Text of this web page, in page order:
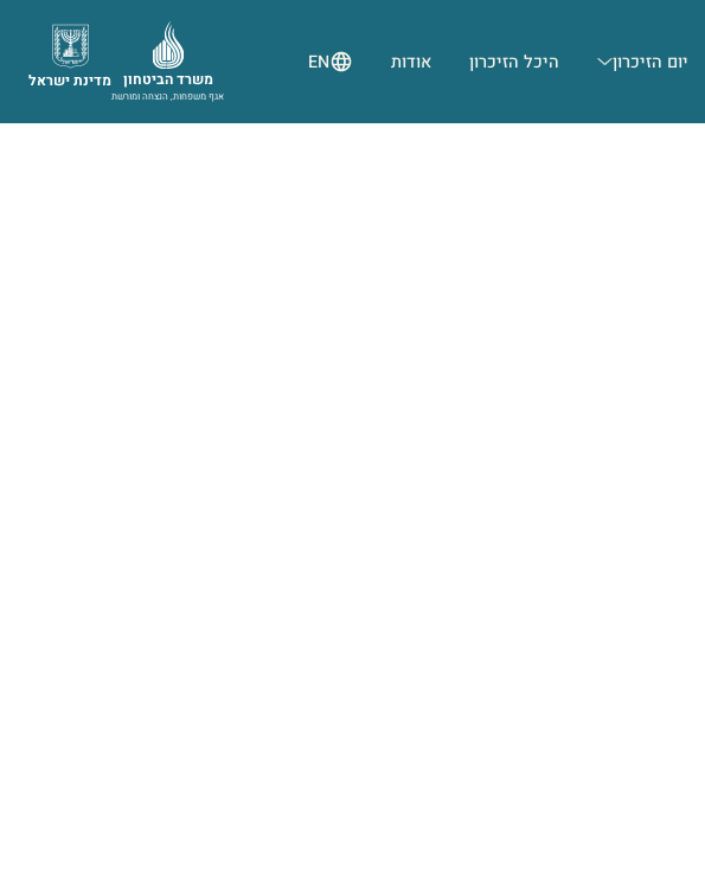
יום הזיכרון היכל הזיכרון אודות EN
מדינת ישראל משרד הביטחון
אגף משפחות, הנצחה ומורשת